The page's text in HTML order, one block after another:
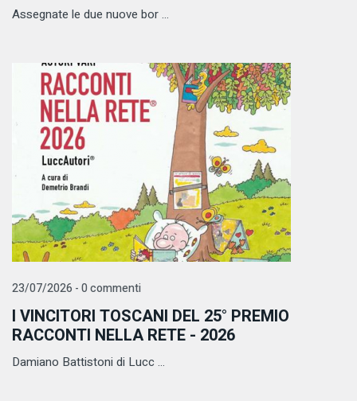
Assegnate le due nuove bor ...
23/07/2026 - 0 commenti
I VINCITORI TOSCANI DEL 25° PREMIO
RACCONTI NELLA RETE - 2026
Damiano Battistoni di Lucc ...